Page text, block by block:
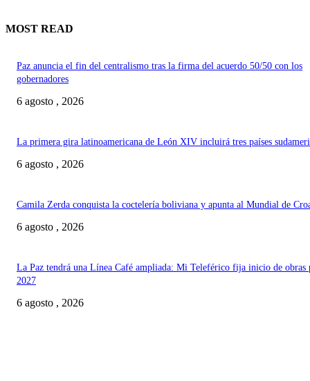
MOST READ
Paz anuncia el fin del centralismo tras la firma del acuerdo 50/50 con los
gobernadores
6 agosto , 2026
La primera gira latinoamericana de León XIV incluirá tres países
6 agosto , 2026
Camila Zerda conquista la coctelería boliviana y apunta al Mundial de
6 agosto , 2026
La Paz tendrá una Línea Café ampliada: Mi Teleférico fija inicio de obras
2027
6 agosto , 2026